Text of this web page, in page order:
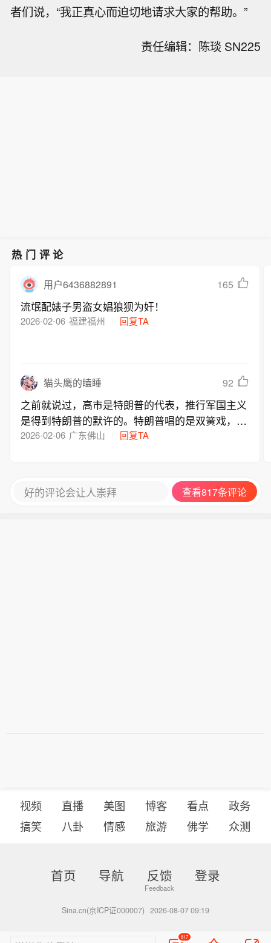
者们说，“我正真心而迫切地请求大家的帮助。”
责任编辑：陈琰 SN225
热门评论
用户6436882891 165
流氓配婊子男盗女娼狼狈为奸！
2026-02-06 福建福州 回复TA
猫头鹰的瞌睡 92
之前就说过，高市是特朗普的代表，推行军国主义
是得到特朗普的默许的。特朗普唱的是双簧戏，不
然高市不可能那么大胆，她只是站在台前的人
2026-02-06 广东佛山 回复TA
好的评论会让人崇拜 查看817条评论
视频 直播 美图 博客 看点
政务
搞笑
八卦 情感 旅游 佛学 众测
首页 导航 反馈 登录
Sina.cn(京ICP证000007) 2026-08-07 09:19
817